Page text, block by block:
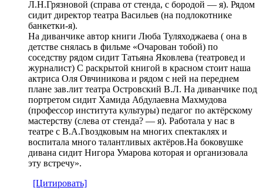
Л.Н.Грязновой (справа от стенда, с бородой — я). Рядом
сидит директор театра Васильев (на подлокотнике
банкетки-я).
На диванчике автор книги Люба Туляходжаева ( она в
детстве снялась в фильме «Очарован тобой) по
соседству рядом сидит Татьяна Яковлева (театровед и
журналист) С раскрытой книгой в красном стоит наша
актриса Оля Овчиникова и рядом с ней на переднем
плане зав.лит театра Островский В.Л. На диванчике под
портретом сидит Хамида Абдулаевна Махмудова
(профессор института культуры) педагог по актёрскому
мастерству (слева от стенда? — я). Работала у нас в
театре с В.А.Гвоздковым на многих спектаклях и
воспитала много талантливых актёров.На боковушке
дивана сидит Нигора Умарова которая и организовала
эту встречу».
[Цитировать]